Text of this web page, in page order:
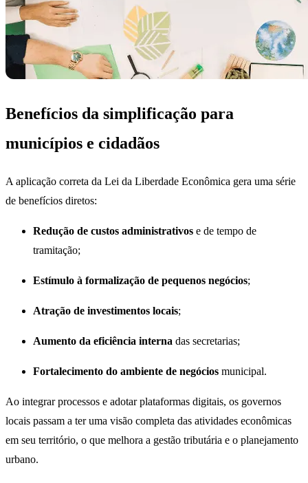
Benefícios da simplificação para
municípios e cidadãos
A aplicação correta da Lei da Liberdade Econômica gera uma série
de benefícios diretos:
Redução de custos administrativos e de tempo de
tramitação;
Estímulo à formalização de pequenos negócios;
Atração de investimentos locais;
Aumento da eficiência interna das secretarias;
Fortalecimento do ambiente de negócios municipal.
Ao integrar processos e adotar plataformas digitais, os governos
locais passam a ter uma visão completa das atividades econômicas
em seu território, o que melhora a gestão tributária e o planejamento
urbano.